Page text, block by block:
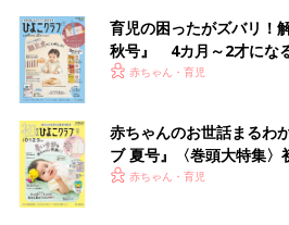
引っ越して、家賃含めての生活費や私
「私も子育てをしてみたい」という気
います。
――いしいさんの「子どもがほしい」
て、夫さんはどんな反応でしたか？
いしい 夫は、初めはとてもびっくり
ませんでしたが、やっぱりお金のこと
育児の困ったがズバリ！
秋号』 4カ月～2才にな
いっぱい！
赤ちゃん・育児
赤ちゃんのお世話まるわ
ブ 夏号』〈巻頭大特集
く！ おっぱい・ミルクの
赤ちゃん・育児